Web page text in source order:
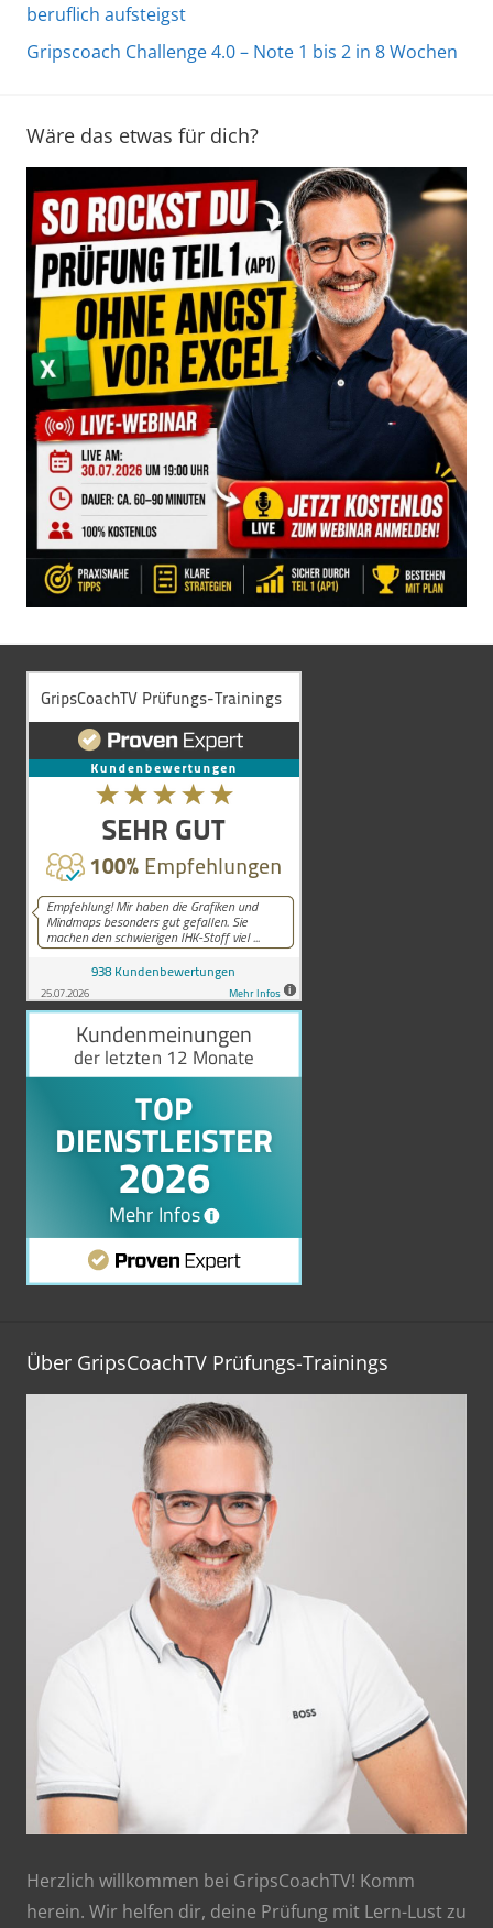
beruflich aufsteigst
Gripscoach Challenge 4.0 – Note 1 bis 2 in 8 Wochen
Wäre das etwas für dich?
Über GripsCoachTV Prüfungs-Trainings
Herzlich willkommen bei GripsCoachTV! Komm
herein. Wir helfen dir, deine Prüfung mit Lern-Lust zu